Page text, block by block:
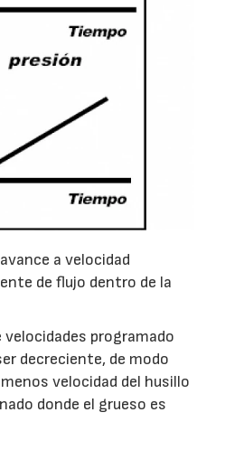
a velocidad
de flujo dentro de la
programado
decreciente, de modo
velocidad del husillo
donde el grueso es